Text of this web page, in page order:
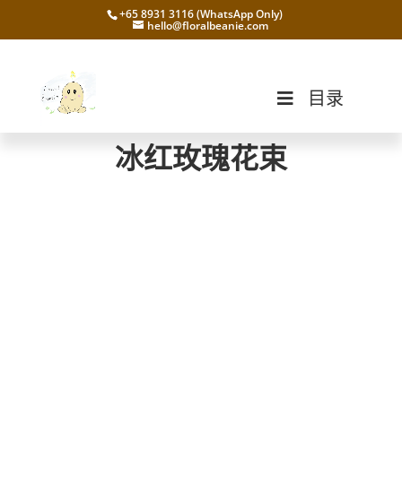
+65 8931 3116 (WhatsApp Only)
hello@floralbeanie.com
目录
冰红玫瑰花束